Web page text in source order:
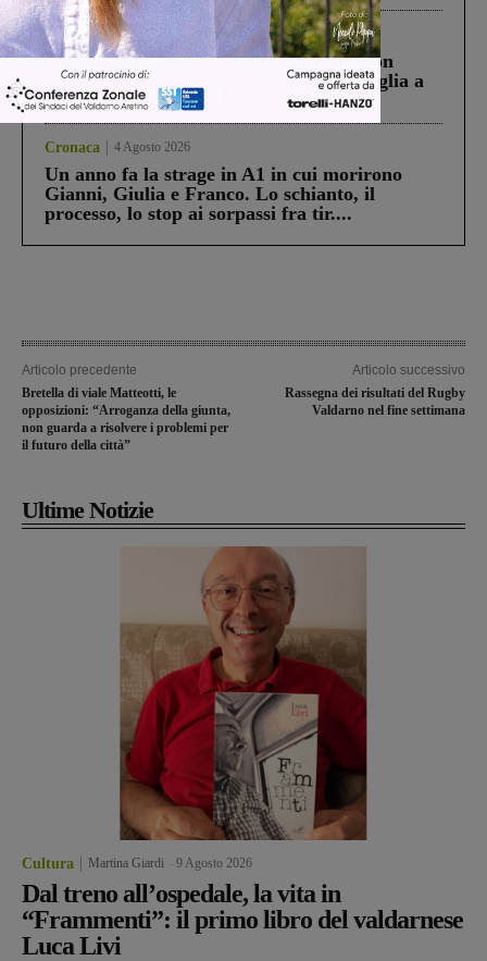
Cronaca 3 Agosto 2026
Scomparso da una struttura di Castiglion
Fiorentino l’uomo che aveva ucciso la figlia a
Levane nel 2020
Cronaca 4 Agosto 2026
Un anno fa la strage in A1 in cui morirono
Gianni, Giulia e Franco. Lo schianto, il
processo, lo stop ai sorpassi fra tir....
Articolo precedente
Bretella di viale Matteotti, le
opposizioni: “Arroganza della giunta,
non guarda a risolvere i problemi per
il futuro della città”
Articolo successivo
Rassegna dei risultati del Rugby
Valdarno nel fine settimana
Ultime Notizie
Cultura Martina Giardi 9 Agosto 2026
Dal treno all’ospedale, la vita in
“Frammenti”: il primo libro del valdarnese
Luca Livi